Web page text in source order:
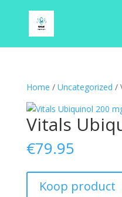
Home / Uncategorized /
Vitals
€79.95
Koop product